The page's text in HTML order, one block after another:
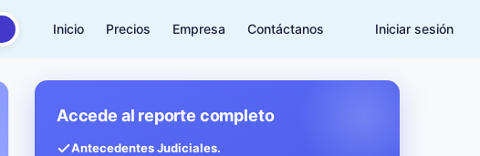
Inicio Precios Empresa Contáctanos Iniciar sesión
Accede al reporte completo
Antecedentes Judiciales.